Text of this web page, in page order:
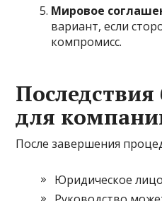
Мировое
вариант, если
компромисс.
Последствия
для
После завершения
Юридическое